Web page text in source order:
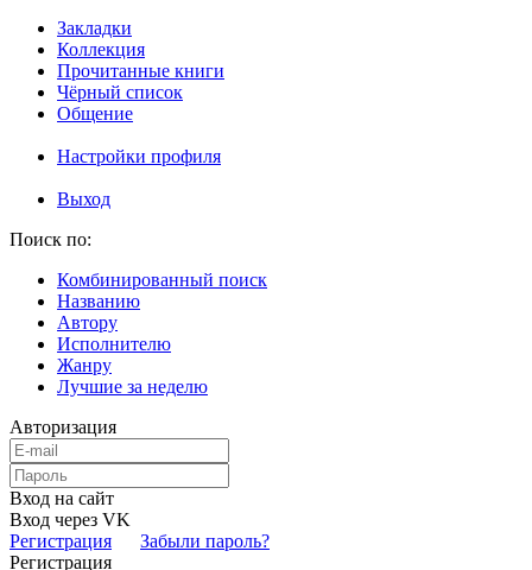
Закладки
Коллекция
Прочитанные книги
Чёрный список
Общение
Настройки профиля
Выход
Поиск по:
Комбинированный поиск
Названию
Автору
Исполнителю
Жанру
Лучшие за неделю
Авторизация
Вход на сайт
Вход через VK
Регистрация
Забыли пароль?
Регистрация